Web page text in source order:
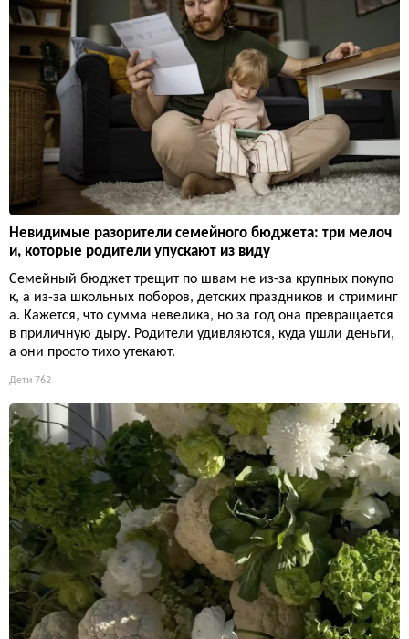
Невидимые разорители семейного бюджета: три мелоч
и, которые родители упускают из виду
Семейный бюджет трещит по швам не из-за крупных покупо
к, а из-за школьных поборов, детских праздников и стриминг
а. Кажется, что сумма невелика, но за год она превращается
в приличную дыру. Родители удивляются, куда ушли деньги,
а они просто тихо утекают.
Дети 762